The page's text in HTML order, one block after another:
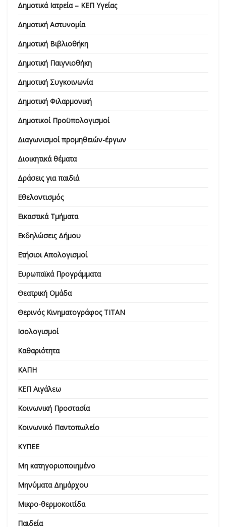
Δημοτικά Ιατρεία – ΚΕΠ Υγείας
Δημοτική Αστυνομία
Δημοτική Βιβλιοθήκη
Δημοτική Παιγνιοθήκη
Δημοτική Συγκοινωνία
Δημοτική Φιλαρμονική
Δημοτικοί Προϋπολογισμοί
Διαγωνισμοί προμηθειών-έργων
Διοικητικά θέματα
Δράσεις για παιδιά
Εθελοντισμός
Εικαστικά Τμήματα
Εκδηλώσεις Δήμου
Ετήσιοι Απολογισμοί
Ευρωπαϊκά Προγράμματα
Θεατρική Ομάδα
Θερινός Κινηματογράφος ΤΙΤΑΝ
Ισολογισμοί
Καθαριότητα
ΚΑΠΗ
ΚΕΠ Αιγάλεω
Κοινωνική Προστασία
Κοινωνικό Παντοπωλείο
ΚΥΠΕΕ
Μη κατηγοριοποιημένο
Μηνύματα Δημάρχου
Μικρο-θερμοκοιτίδα
Παιδεία